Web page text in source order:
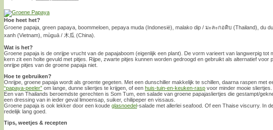
Hoe heet het?
Groene papaja, green papaya, boommeloen, pepaya muda (Indonesië), malako dip / มะละกอดิบ (Thailand), du
xanh (Vietnam), mùguā / 木瓜 (China).
Wat is het?
Groene papaja is de onrijpe vrucht van de papajaboom (eigenlijk een plant). De vorm varieert van langwerpig tot
kern zit een holte gevuld met pitjes. Rijpe, zwarte pitjes kunnen worden gedroogd en gebruikt als alternatief voor
onrijpe pitjes van de groene papaja niet.
Hoe te gebruiken?
Onrijpe, groene papaja wordt als groente gegeten. Met een dunschiller makkelijk te schillen, daarna raspen met
“papaya-peeler” om lange, dunne sliertjes te krijgen, of een huis-tuin-en-keuken-rasp voor minder mooie sliertjes.
Een van Thailands beroemdste gerechten is Som Tum, een salade van groene papajasliertjes die gestampt/
een dressing van in ieder geval limoensap, suiker, chilipeper en vissaus.
Groene papaja is ook lekker door een koude glasnoedel-salade met allerlei seafood. Of een Thaise viscurry. In
redelijk lang goed.
Tips, weetjes & recepten